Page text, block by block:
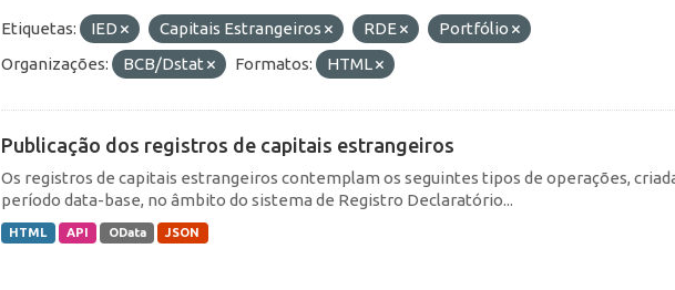
Etiquetas: IED Capitais Estrangeiros RDE
Portfólio
Organizações:
BCB/Dstat Formatos: HTML
Publicação dos registros de capitais estrangeiros
Os registros de capitais estrangeiros contemplam os seguintes tipos de operações,
período data-base, no âmbito do sistema de Registro Declaratório...
HTML API OData JSON